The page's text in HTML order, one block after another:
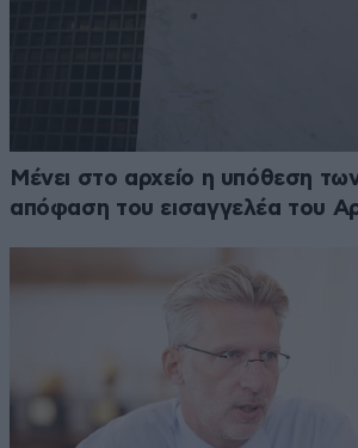
Μένει στο αρχείο η υπόθεση
απόφαση του εισαγγελέα του